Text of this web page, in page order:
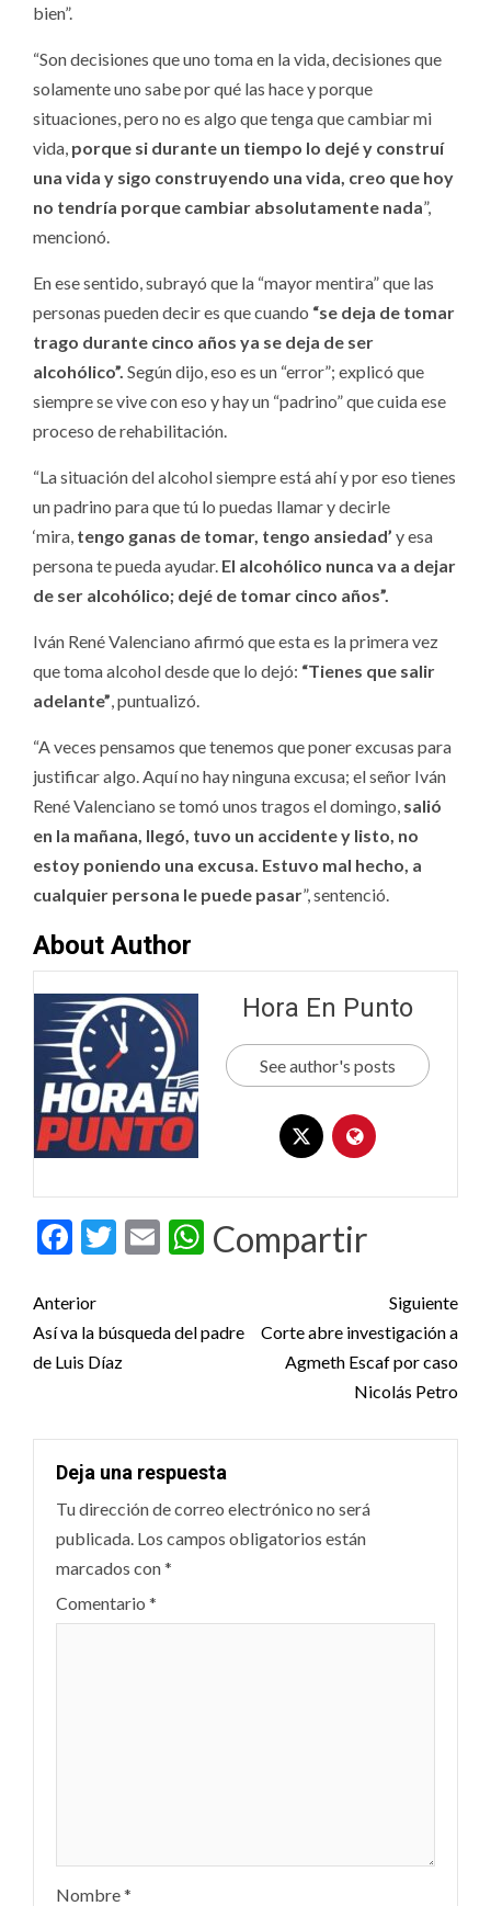
bien”.
“Son decisiones que uno toma en la vida, decisiones que
solamente uno sabe por qué las hace y porque
situaciones, pero no es algo que tenga que cambiar mi
vida, porque si durante un tiempo lo dejé y construí
una vida y sigo construyendo una vida, creo que hoy
no tendría porque cambiar absolutamente nada”,
mencionó.
En ese sentido, subrayó que la “mayor mentira” que las
personas pueden decir es que cuando “se deja de tomar
trago durante cinco años ya se deja de ser
alcohólico”. Según dijo, eso es un “error”; explicó que
siempre se vive con eso y hay un “padrino” que cuida ese
proceso de rehabilitación.
“La situación del alcohol siempre está ahí y por eso tienes
un padrino para que tú lo puedas llamar y decirle
‘mira, tengo ganas de tomar, tengo ansiedad’ y esa
persona te pueda ayudar. El alcohólico nunca va a dejar
de ser alcohólico; dejé de tomar cinco años”.
Iván René Valenciano afirmó que esta es la primera vez
que toma alcohol desde que lo dejó: “Tienes que salir
adelante”, puntualizó.
“A veces pensamos que tenemos que poner excusas para
justificar algo. Aquí no hay ninguna excusa; el señor Iván
René Valenciano se tomó unos tragos el domingo, salió
en la mañana, llegó, tuvo un accidente y listo, no
estoy poniendo una excusa. Estuvo mal hecho, a
cualquier persona le puede pasar”, sentenció.
About Author
Hora En Punto
See author's posts
Facebook
Twitter
EmailWhatsApp
Compartir
Post
navigation
Anterior
Así va la búsqueda del padre
de Luis Díaz
Siguiente
Corte abre investigación a
Agmeth Escaf por caso
Nicolás Petro
Deja una respuesta
Tu dirección de correo electrónico no será
publicada. Los campos obligatorios están
marcados con*
Comentario *
Nombre*